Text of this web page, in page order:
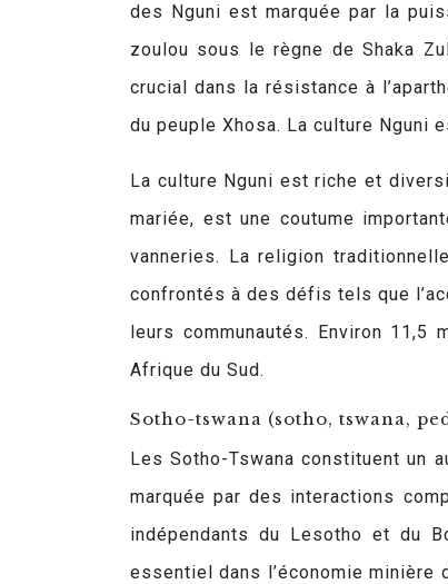
des Nguni est marquée par la
zoulou sous le règne de Shaka
crucial dans la résistance à
du peuple Xhosa. La culture Nguni
La culture Nguni est riche et
mariée, est une coutume
vanneries. La religion
confrontés à des défis tels que
leurs communautés. Environ 11,5
Afrique du Sud.
Sotho-tswana (sotho, tswana,
Les Sotho-Tswana constituent un
marquée par des interactions
indépendants du Lesotho et du
essentiel dans l’économie minière